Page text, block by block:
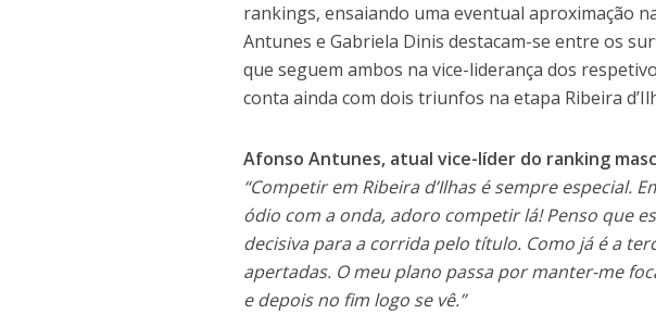
rankings, ensaiando uma eventual aproximação
Antunes e Gabriela Dinis destacam-se entre os
que seguem ambos na vice-liderança dos
conta ainda com dois triunfos na etapa Ribeira
Afonso Antunes, atual vice-líder do ranking
“Competir em Ribeira d’Ilhas é sempre especial.
ódio com a onda, adoro competir lá! Penso que
decisiva para a corrida pelo título. Como já é a
apertadas. O meu plano passa por manter-me
e depois no fim logo se vê.”